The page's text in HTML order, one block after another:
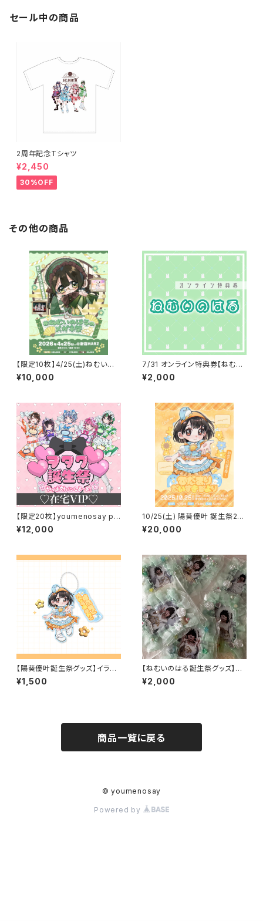
セール中の商品
2周年記念Tシャツ
¥2,450
30%OFF
その他の商品
【限定10枚】4/25(土)ねむいの
はる 誕生祭2026《VIPチケッ
ト》
¥10,000
7/31 オンライン特典券【ねむい
のはる】
¥2,000
【限定20枚】youmenosay pr
esents. 「ヲタク誕生祭2026」
在宅VIP
¥12,000
10/25(土) 陽葵優叶 誕生祭20
25《S VIPチケット》
¥20,000
【陽葵優叶誕生祭グッズ】イラス
トアクリルキーホルダー
¥1,500
【ねむいのはる誕生祭グッズ】デ
コチェキ
¥2,000
商品一覧に戻る
© youmenosay
Powered by